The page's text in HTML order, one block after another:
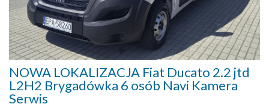
NOWA LOKALIZACJA Fiat Ducato 2.2 jtd
L2H2 Brygadówka 6 osób Navi Kamera
Serwis